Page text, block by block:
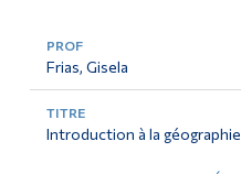
Frias, Gisela
Introduction à la géographie